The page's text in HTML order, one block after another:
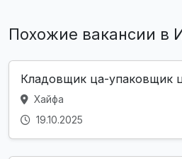
Похожие вакансии в
Кладовщик ца-упаковщик
Хайфа
19.10.2025